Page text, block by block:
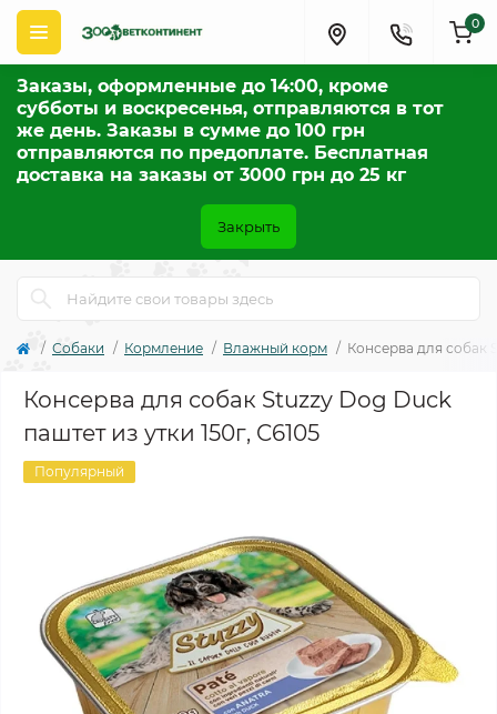
Заказы, оформленные до 14:00, кроме
субботы и воскресенья, отправляются в тот
же день. Заказы в сумме до 100 грн
отправляются по предоплате. Бесплатная
доставка на заказы от 3000 грн до 25 кг
Закрыть
0
Собаки Кормление Влажный корм Консерва для собак
Консерва для собак Stuzzy Dog Duck
паштет из утки 150г, C6105
Популярный